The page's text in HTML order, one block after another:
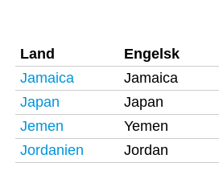
Land Engelsk
Jamaica
Jamaica
Japan
Japan
Jemen
Yemen
Jordanien
Jordan